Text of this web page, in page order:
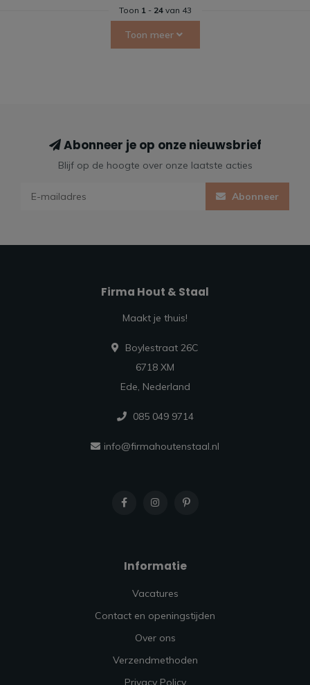
Toon 1- 24van 43
Toon meer
Abonneer je op onze nieuwsbrief
Blijf op de hoogte over onze laatste acties
Abonneer
Firma Hout & Staal
Maakt je thuis!
Boylestraat 26C
6718 XM
Ede, Nederland
085 049 9714
info@firmahoutenstaal.nl
Informatie
Vacatures
Contact en openingstijden
Over ons
Verzendmethoden
Privacy Policy